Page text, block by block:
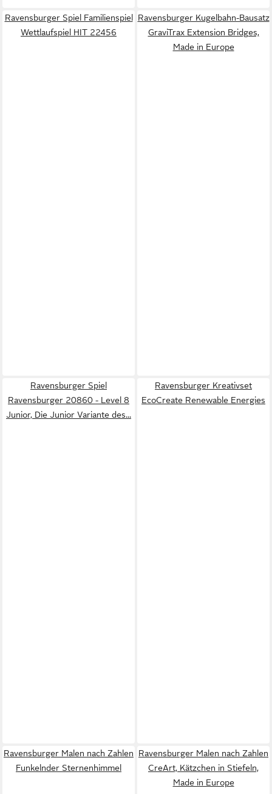
Ravensburger Spiel Familienspiel
Wettlaufspiel HIT 22456
Ravensburger Kugelbahn-Bausatz
GraviTrax Extension Bridges,
Made in Europe
Ravensburger Spiel
Ravensburger 20860 - Level 8
Junior, Die Junior Variante des...
Ravensburger Kreativset
EcoCreate Renewable Energies
Ravensburger Malen nach Zahlen
Funkelnder Sternenhimmel
Ravensburger Malen nach Zahlen
CreArt, Kätzchen in Stiefeln,
Made in Europe